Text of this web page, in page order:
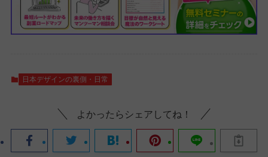
日本デザインの裏側・日常
よかったらシェアしてね！